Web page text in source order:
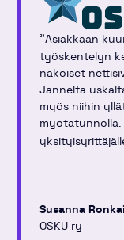
"Asiakkaan
työskentelyn
näköiset
Jannelta
myös niihin
myötätunnolla.
Susanna
OSKU ry